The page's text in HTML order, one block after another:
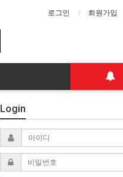
로그인 회원가입
Login